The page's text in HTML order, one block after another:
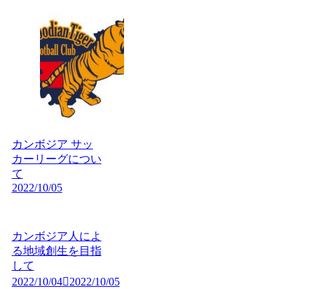
カンボジア サッ
カーリーグについ
て
2022/10/05
カンボジア人によ
る地域創生を目指
して
2022/10/04
2022/10/05